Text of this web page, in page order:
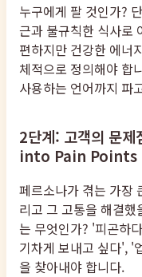
누구에게 팔 것인가?
근과 불규칙한 식사로
편하지만 건강한 에너
체적으로 정의해야 합
사용하는 언어까지 파
2단계: 고객의 문
into Pain Points
페르소나가 겪는 가장
리고 그 고통을 해결
는 무엇인가? '피곤하
기차게 보내고 싶다', '
을 찾아내야 합니다.